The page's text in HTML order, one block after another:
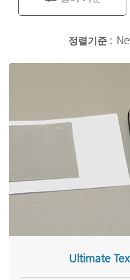
Product Category
정렬기준 :
Ultimate